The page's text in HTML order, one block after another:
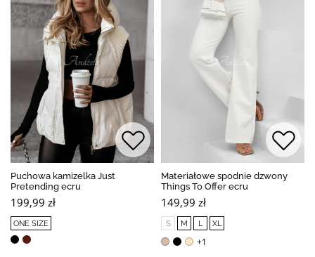
Puchowa kamizelka Just
Pretending ecru
199,99 zł
ONE SIZE
Materiałowe spodnie dzwony
Things To Offer ecru
149,99 zł
S M L XL
+1